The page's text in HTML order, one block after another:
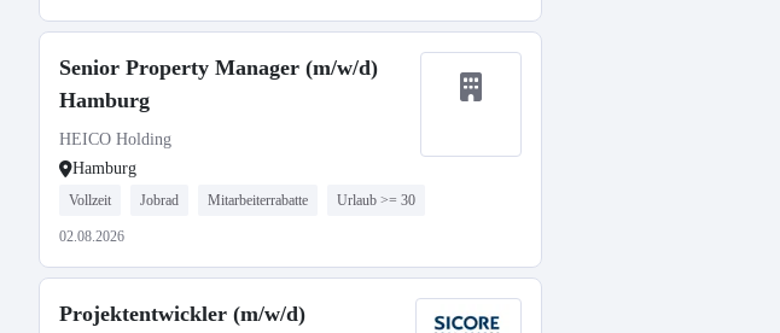
Senior Property Manager (m/w/d)
Hamburg
HEICO Holding
Hamburg
Vollzeit Jobrad Mitarbeiterrabatte Urlaub >= 30
02.08.2026
Projektentwickler (m/w/d)